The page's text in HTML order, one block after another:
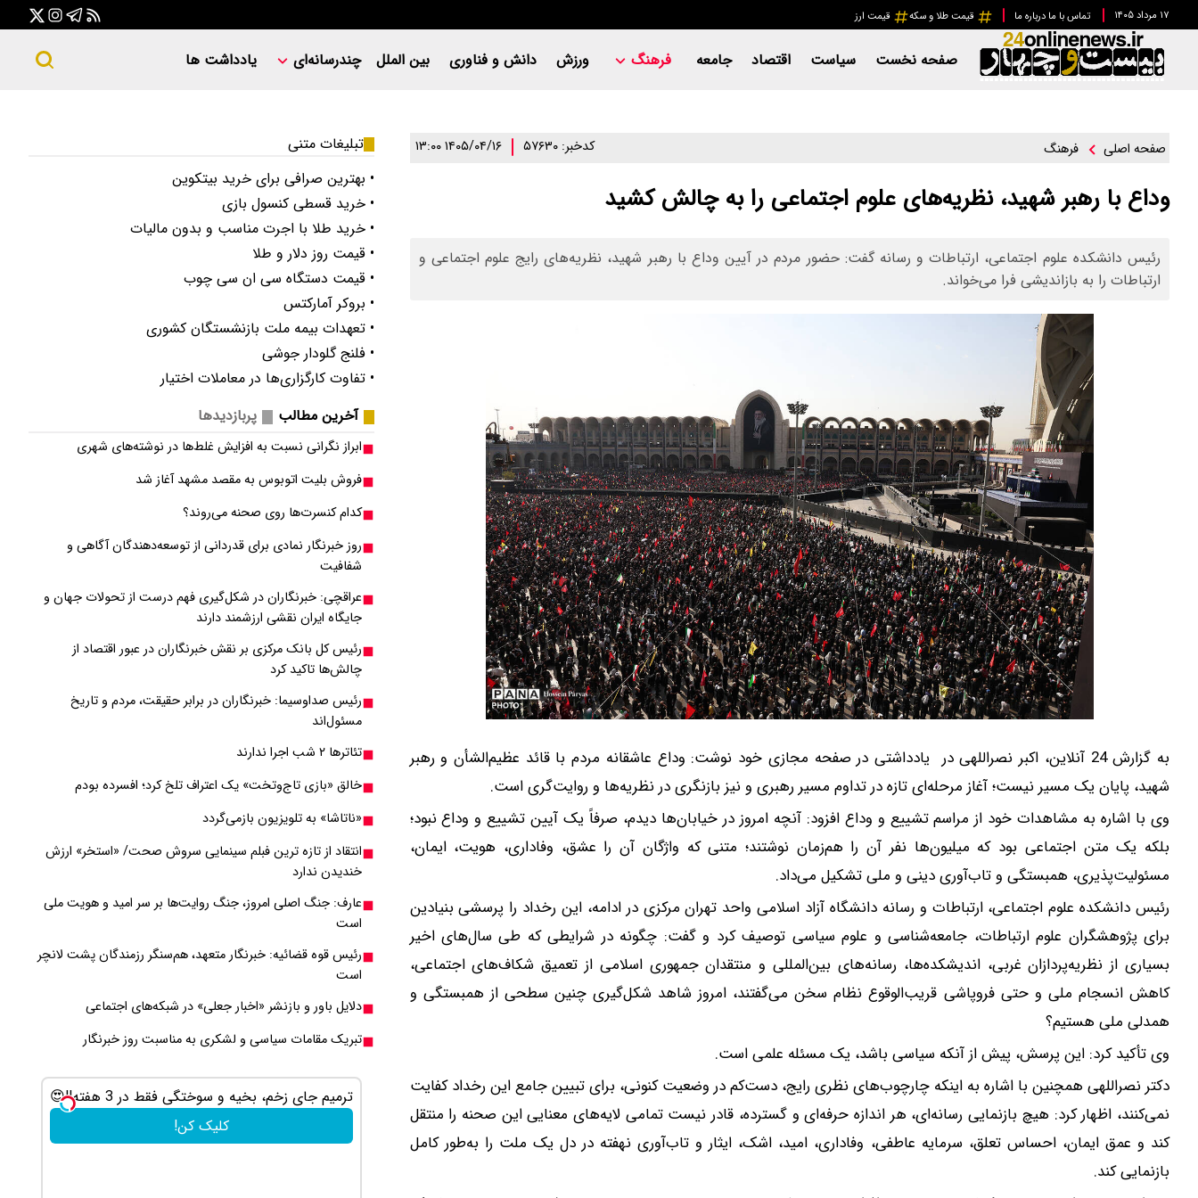
۱۷ مرداد ۱۴۰۵ تماس با ما درباره ما قیمت طلا و سکه قیمت ارز
صفحه نخست سیاست اقتصاد جامعه فرهنگ ورزش دانش و فناوری بین الملل چندرسانه‌ای یادداشت ها
صفحه اصلی فرهنگ کدخبر: ۵۷۶۳۰ ۱۴۰۵/۰۴/۱۶ ۱۳:۰۰
وداع با رهبر شهید، نظریه‌های علوم اجتماعی را به چالش کشید
رئیس دانشکده علوم اجتماعی، ارتباطات و رسانه گفت: حضور مردم در آیین وداع با رهبر شهید، نظریه‌های رایج علوم اجتماعی و
ارتباطات را به بازاندیشی فرا می‌خواند.
به گزارش 24 آنلاین، اکبر نصراللهی در یادداشتی در صفحه مجازی خود نوشت: وداع عاشقانه مردم با قائد عظیم‌الشأن و رهبر
شهید، پایان یک مسیر نیست؛ آغاز مرحله‌ای تازه در تداوم مسیر رهبری و نیز بازنگری در نظریه‌ها و روایت‌گری است.
وی با اشاره به مشاهدات خود از مراسم تشییع و وداع افزود: آنچه امروز در خیابان‌ها دیدم، صرفاً یک آیین تشییع و وداع نبود؛
بلکه یک متن اجتماعی بود که میلیون‌ها نفر آن را هم‌زمان نوشتند؛ متنی که واژگان آن را عشق، وفاداری، هویت، ایمان،
مسئولیت‌پذیری، همبستگی و تاب‌آوری دینی و ملی تشکیل می‌داد.
رئیس دانشکده علوم اجتماعی، ارتباطات و رسانه دانشگاه آزاد اسلامی واحد تهران مرکزی در ادامه، این رخداد را پرسشی بنیادین
برای پژوهشگران علوم ارتباطات، جامعه‌شناسی و علوم سیاسی توصیف کرد و گفت: چگونه در شرایطی که طی سال‌های اخیر
بسیاری از نظریه‌پردازان غربی، اندیشکده‌ها، رسانه‌های بین‌المللی و منتقدان جمهوری اسلامی از تعمیق شکاف‌های اجتماعی،
کاهش انسجام ملی و حتی فروپاشی قریب‌الوقوع نظام سخن می‌گفتند، امروز شاهد شکل‌گیری چنین سطحی از همبستگی و
همدلی ملی هستیم؟
وی تأکید کرد: این پرسش، پیش از آنکه سیاسی باشد، یک مسئله علمی است.
دکتر نصراللهی همچنین با اشاره به اینکه چارچوب‌های نظری رایج، دست‌کم در وضعیت کنونی، برای تبیین جامع این رخداد کفایت
نمی‌کنند، اظهار کرد: هیچ بازنمایی رسانه‌ای، هر اندازه حرفه‌ای و گسترده، قادر نیست تمامی لایه‌های معنایی این صحنه را منتقل
کند و عمق ایمان، احساس تعلق، سرمایه عاطفی، وفاداری، امید، اشک، ایثار و تاب‌آوری نهفته در دل یک ملت را به‌طور کامل
بازنمایی کند.
تبلیغات متنی
• بهترین صرافی برای خرید بیتکوین
• خرید قسطی کنسول بازی
• خرید طلا با اجرت مناسب و بدون مالیات
• قیمت روز دلار و طلا
• قیمت دستگاه سی ان سی چوب
• بروکر آمارکتس
• تعهدات بیمه ملت بازنشستگان کشوری
• فلنج گلودار جوشی
• تفاوت کارگزاری‌ها در معاملات اختیار
آخرین مطالب
پربازدیدها
ابراز نگرانی نسبت به افزایش غلط‌ها در نوشته‌های شهری
فروش بلیت اتوبوس به مقصد مشهد آغاز شد
کدام کنسرت‌ها روی صحنه می‌روند؟
روز خبرنگار نمادی برای قدردانی از توسعه‌دهندگان آگاهی و
شفافیت
عراقچی: خبرنگاران در شکل‌گیری فهم درست از تحولات جهان و
جایگاه ایران نقشی ارزشمند دارند
رئیس کل بانک مرکزی بر نقش خبرنگاران در عبور اقتصاد از
چالش‌ها تاکید کرد
رئیس صداوسیما: خبرنگاران در برابر حقیقت، مردم و تاریخ
مسئول‌اند
تئاترها ۲ شب اجرا ندارند
خالق «بازی تاج‌وتخت» یک اعتراف تلخ کرد؛ افسرده بودم
«ناتاشا» به تلویزیون بازمی‌گردد
انتقاد از تازه ترین فبلم سینمایی سروش صحت/ «استخر» ارزش
خندیدن ندارد
عارف: جنگ اصلی امروز، جنگ روایت‌ها بر سر امید و هویت ملی
است
رئیس قوه قضائیه: خبرنگار متعهد، هم‌سنگر رزمندگان پشت لانچر
است
دلایل باور و بازنشر «اخبار جعلی» در شبکه‌های اجتماعی
تبریک مقامات سیاسی و لشکری به مناسبت روز خبرنگار
ترمیم جای زخم، بخیه و سوختگی فقط در 3 هفته!!😍
کلیک کن!